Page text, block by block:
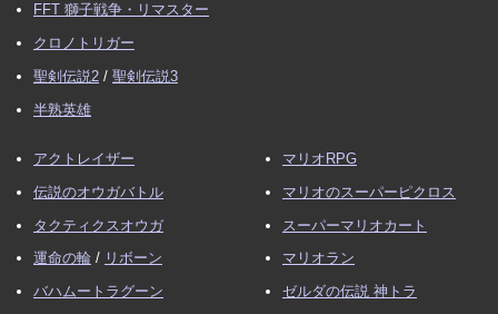
FFT 獅子戦争・リマスター
クロノトリガー
聖剣伝説2 / 聖剣伝説3
半熟英雄
アクトレイザー
伝説のオウガバトル
タクティクスオウガ
運命の輪 / リボーン
バハムートラグーン
マリオRPG
マリオのスーパーピクロス
スーパーマリオカート
マリオラン
ゼルダの伝説 神トラ